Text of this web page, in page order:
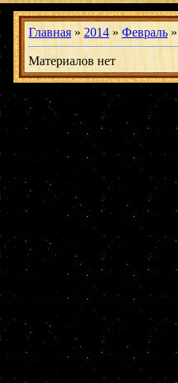
Главная » 2014 » Февраль »
Материалов нет